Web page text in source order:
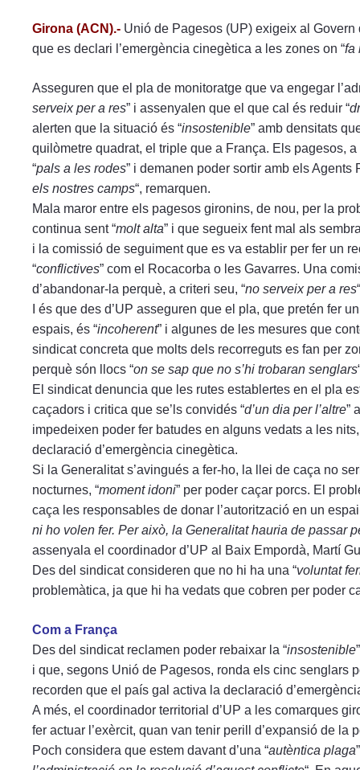
Girona (ACN).- Unió de Pagesos (UP) exigeix al
que es declari l’emergència cinegètica a les zones on “fa
Asseguren que el pla de monitoratge que va engegar
serveix per a res” i assenyalen que el que cal és reduir “
alerten que la situació és “insostenible” amb densitats
quilòmetre quadrat, el triple que a França. Els pagesos,
“pals a les rodes” i demanen poder sortir amb els Agents
els nostres camps“, remarquen.
Mala maror entre els pagesos gironins, de nou, per la
continua sent “molt alta” i que segueix fent mal als
i la comissió de seguiment que es va establir per fer un
“conflictives” com el Rocacorba o les Gavarres. Una
d’abandonar-la perquè, a criteri seu, “no serveix per a res
I és que des d’UP asseguren que el pla, que pretén fer
espais, és “incoherent” i algunes de les mesures que
sindicat concreta que molts dels recorreguts es fan per
perquè són llocs “on se sap que no s’hi trobaran senglars
El sindicat denuncia que les rutes establertes en el pla
caçadors i critica que se’ls convidés “d’un dia per l’altre”
impedeixen poder fer batudes en alguns vedats a les
declaració d’emergència cinegètica.
Si la Generalitat s’avingués a fer-ho, la llei de caça no
nocturnes, “moment idoni” per poder caçar porcs. El
caça les responsables de donar l’autorització en un
ni ho volen fer. Per això, la Generalitat hauria de passar
assenyala el coordinador d’UP al Baix Empordà, Martí
Des del sindicat consideren que no hi ha una “voluntat
problemàtica, ja que hi ha vedats que cobren per poder
Com a França
Des del sindicat reclamen poder rebaixar la “insostenible
i que, segons Unió de Pagesos, ronda els cinc senglars
recorden que el país gal activa la declaració
A més, el coordinador territorial d’UP a les comarques
fer actuar l’exèrcit, quan van tenir perill d’expansió de la
Poch considera que estem davant d’una “autèntica plaga